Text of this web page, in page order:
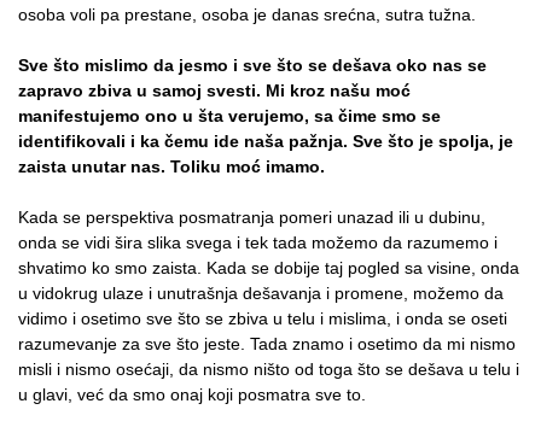
osoba voli pa prestane, osoba je danas srećna, sutra tužna.
Sve što mislimo da jesmo i sve što se dešava oko nas se
zapravo zbiva u samoj svesti. Mi kroz našu moć
manifestujemo ono u šta verujemo, sa čime smo se
identifikovali i ka čemu ide naša pažnja. Sve što je spolja, je
zaista unutar nas. Toliku moć imamo.
Kada se perspektiva posmatranja pomeri unazad ili u dubinu,
onda se vidi šira slika svega i tek tada možemo da razumemo i
shvatimo ko smo zaista. Kada se dobije taj pogled sa visine, onda
u vidokrug ulaze i unutrašnja dešavanja i promene, možemo da
vidimo i osetimo sve što se zbiva u telu i mislima, i onda se oseti
razumevanje za sve što jeste. Tada znamo i osetimo da mi nismo
misli i nismo osećaji, da nismo ništo od toga što se dešava u telu i
u glavi, već da smo onaj koji posmatra sve to.